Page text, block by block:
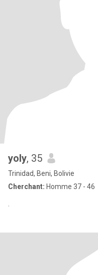
yoly, 35
Trinidad, Beni, Bolivie
Cherchant: Homme 37 - 46